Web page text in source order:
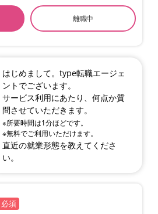
離職中
はじめまして。type転職エージェ
ントでございます。
サービス利用にあたり、何点か質
問させていただきます。
※所要時間は1分ほどです。
※無料でご利用いただけます。
直近の就業形態を教えてくださ
い。
必須